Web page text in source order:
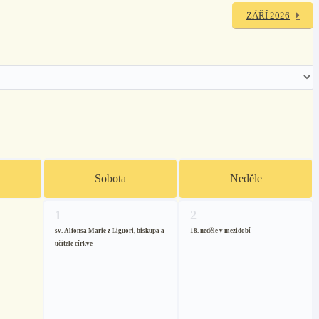
ZÁŘÍ 2026
Sobota Neděle
1
sv. Alfonsa Marie z Liguori, biskupa a
učitele církve
2
18. neděle v mezidobí